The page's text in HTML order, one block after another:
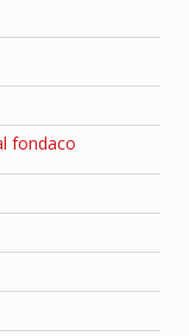
fondaco